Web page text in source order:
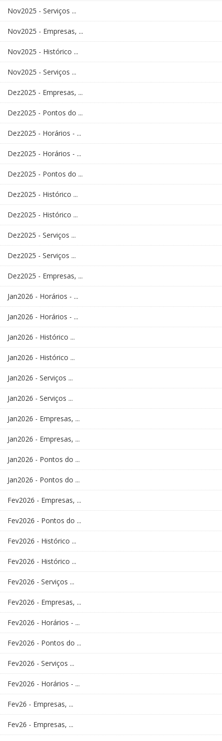
Nov2025 - Serviços ...
Nov2025 - Empresas, ...
Nov2025 - Histórico ...
Nov2025 - Serviços ...
Dez2025 - Empresas, ...
Dez2025 - Pontos do ...
Dez2025 - Horários - ...
Dez2025 - Horários - ...
Dez2025 - Pontos do ...
Dez2025 - Histórico ...
Dez2025 - Histórico ...
Dez2025 - Serviços ...
Dez2025 - Serviços ...
Dez2025 - Empresas, ...
Jan2026 - Horários - ...
Jan2026 - Horários - ...
Jan2026 - Histórico ...
Jan2026 - Histórico ...
Jan2026 - Serviços ...
Jan2026 - Serviços ...
Jan2026 - Empresas, ...
Jan2026 - Empresas, ...
Jan2026 - Pontos do ...
Jan2026 - Pontos do ...
Fev2026 - Empresas, ...
Fev2026 - Pontos do ...
Fev2026 - Histórico ...
Fev2026 - Histórico ...
Fev2026 - Serviços ...
Fev2026 - Empresas, ...
Fev2026 - Horários - ...
Fev2026 - Pontos do ...
Fev2026 - Serviços ...
Fev2026 - Horários - ...
Fev26 - Empresas, ...
Fev26 - Empresas, ...